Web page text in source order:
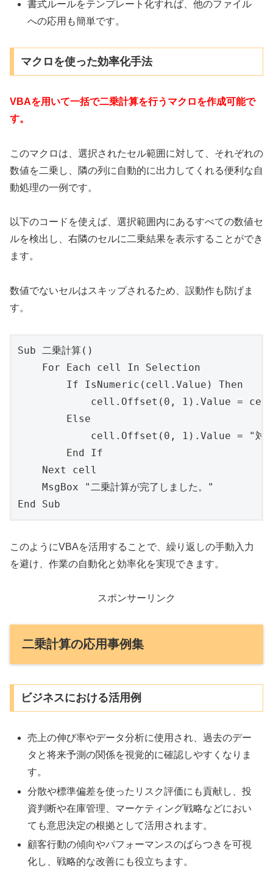
書式ルールをテンプレート化すれば、他のファイル
への応用も簡単です。
マクロを使った効率化手法
VBAを用いて一括で二乗計算を行うマクロを作成可能で
す。
このマクロは、選択されたセル範囲に対して、それぞれの
数値を二乗し、隣の列に自動的に出力してくれる便利な自
動処理の一例です。
以下のコードを使えば、選択範囲内にあるすべての数値セ
ルを検出し、右隣のセルに二乗結果を表示することができ
ます。
数値でないセルはスキップされるため、誤動作も防げま
す。
Sub 二乗計算()
    For Each cell In Selection
        If IsNumeric(cell.Value) Then
cell.Offset(0, 1).Value =
        Else
cell.Offset(0, 1).Value = "対
        End If
    Next cell
    MsgBox "二乗計算が完了しました。"
End Sub
このようにVBAを活用することで、繰り返しの手動入力
を避け、作業の自動化と効率化を実現できます。
スポンサーリンク
二乗計算の応用事例集
ビジネスにおける活用例
売上の伸び率やデータ分析に使用され、過去のデー
タと将来予測の関係を視覚的に確認しやすくなりま
す。
分散や標準偏差を使ったリスク評価にも貢献し、投
資判断や在庫管理、マーケティング戦略などにおい
ても意思決定の根拠として活用されます。
顧客行動の傾向やパフォーマンスのばらつきを可視
化し、戦略的な改善にも役立ちます。